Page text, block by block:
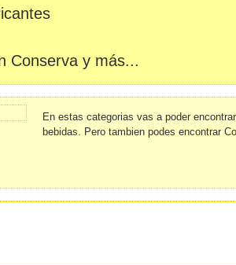
Conserva y más...
En estas categorias vas a poder
bebidas. Pero tambien podes encontrar